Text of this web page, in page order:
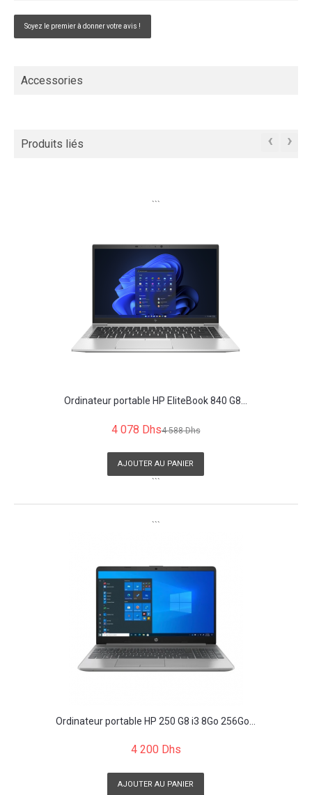
Soyez le premier à donner votre avis !
Accessories
Produits liés ‹ ›
```
Ordinateur portable HP EliteBook 840 G8...
4 078 Dhs4 588 Dhs
AJOUTER AU PANIER
```
```
Ordinateur portable HP 250 G8 i3 8Go 256Go...
4 200 Dhs
AJOUTER AU PANIER